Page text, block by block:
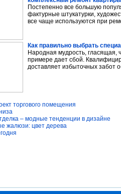
Постепенно все большую
фактурные штукатурки,
все чаще используются при
Как правильно выбрать
Народная мудрость, гласящая,
примере дает сбой.
доставляет избыточных забот
торгового помещения
– модные тенденции в дизайне
жалюзи: цвет дерева